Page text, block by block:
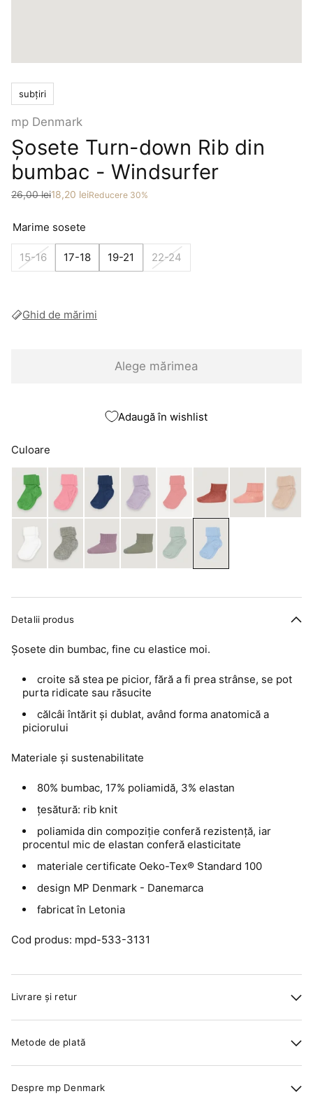
subțiri
mp Denmark
Șosete Turn-down Rib din
bumbac - Windsurfer
Preț
26,00 lei
Preț redus18,20 leiReducere 30%
Marime sosete
15-16 17-18 19-21 22-24
Ghid de mărimi
Alege mărimea
Adaugă în wishlist
Culoare
Detalii produs
Șosete din bumbac, fine cu elastice moi.
croite să stea pe picior, fără a fi prea strânse, se pot
purta ridicate sau răsucite
călcâi întărit și dublat, având forma anatomică a
piciorului
Materiale și sustenabilitate
80% bumbac, 17% poliamidă, 3% elastan
țesătură: rib knit
poliamida din compoziție conferă rezistență, iar
procentul mic de elastan conferă elasticitate
materiale certificate Oeko-Tex® Standard 100
design MP Denmark - Danemarca
fabricat în Letonia
Cod produs: mpd-533-3131
Livrare și retur
Metode de plată
Despre mp Denmark